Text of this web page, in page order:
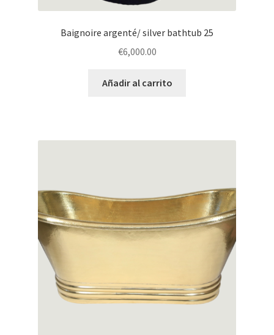
Baignoire argenté/ silver bathtub 25
€6,000.00
Añadir al carrito